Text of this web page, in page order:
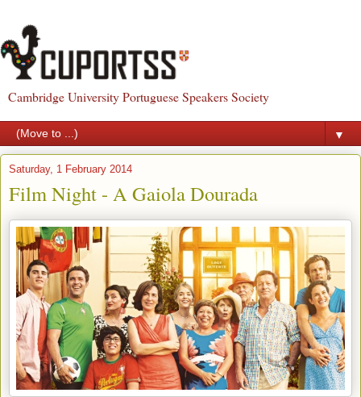
Cambridge University Portuguese Speakers Society
▼
Saturday, 1 February 2014
Film Night - A Gaiola Dourada